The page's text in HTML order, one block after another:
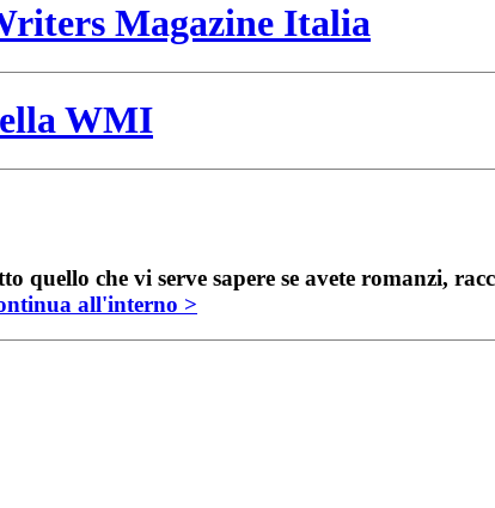
Magazine Italia
WMI
quello che vi serve sapere se avete romanzi,
all'interno >